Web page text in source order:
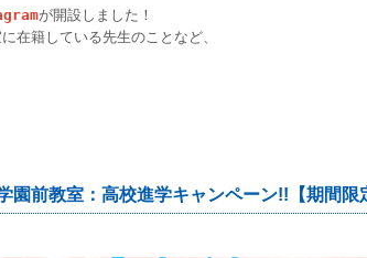
が開設しました！
在籍している先生のことなど、
園前教室：高校進学キャンペーン!!【期間限